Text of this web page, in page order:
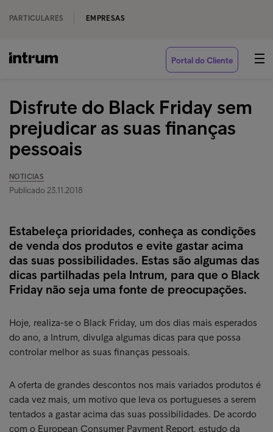
PARTICULARES EMPRESAS
Portal do Cliente
Disfrute do Black Friday sem
prejudicar as suas finanças
pessoais
NOTICIAS
Publicado 23.11.2018
Estabeleça prioridades, conheça as condições
de venda dos produtos e evite gastar acima
das suas possibilidades. Estas são algumas das
dicas partilhadas pela Intrum, para que o Black
Friday não seja uma fonte de preocupações.
Hoje, realiza-se o Black Friday, um dos dias mais esperados
do ano, a Intrum, divulga algumas dicas para que possa
controlar melhor as suas finanças pessoais.
A oferta de grandes descontos nos mais variados produtos é
cada vez mais, um motivo que leva os portugueses a serem
tentados a gastar acima das suas possibilidades. De acordo
com o European Consumer Payment Report, estudo da